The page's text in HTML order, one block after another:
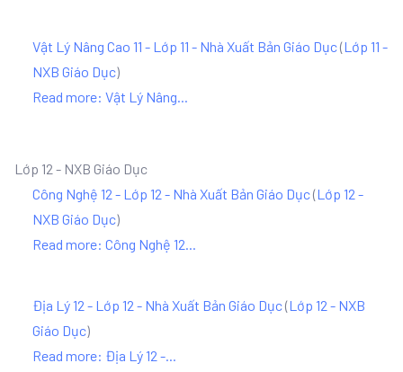
Vật Lý Nâng Cao 11 - Lớp 11 - Nhà Xuất Bản Giáo Dục(Lớp 11 -
NXB Giáo Dục)
Read more: Vật Lý Nâng...
Lớp 12 - NXB Giáo Dục
Công Nghệ 12 - Lớp 12 - Nhà Xuất Bản Giáo Dục(Lớp 12 -
NXB Giáo Dục)
Read more: Công Nghệ 12...
Địa Lý 12 - Lớp 12 - Nhà Xuất Bản Giáo Dục(Lớp 12 - NXB
Giáo Dục)
Read more: Địa Lý 12 -...